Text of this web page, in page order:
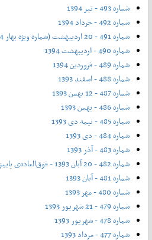
شماره 493 - تیر 1394
شماره 492 - خرداد 1394
شماره 491 - 20 اردیبهشت (شماره ویژه بهار 1394)
شماره 490 - اردیبهشت 1394
شماره 489 - فروردین 1394
شماره 488 - اسفند 1393
شماره 487 - 12 بهمن 1393
شماره 486 - بهمن 1393
شماره 485 - نیمه دی 1393
شماره 484 - دی 1393
شماره 483 - آذر 1393
شماره 482 - 20 آبان 1393 - فوق‌العاده‌ی پاییز
شماره 481 - آبان 1393
شماره 480 - مهر 1393
شماره 479 - 21 شهریور 1393
شماره 478 - شهریور 1393
شماره 477 - مرداد 1393